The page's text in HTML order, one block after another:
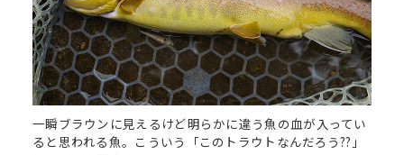
一瞬ブラウンに見えるけど明らかに違う魚の血が入ってい
ると思われる魚。こういう「このトラウトなんだろう??」